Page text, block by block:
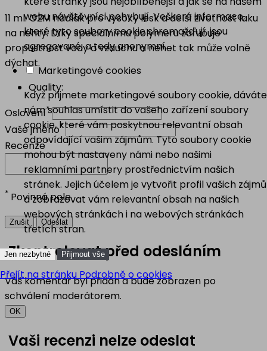
11 ml. O2M nadlak pro vysoký lesk a delší životnost laku
na nehty. Díky speciálnímu polymeru zaručuje
propustnost vody a vzduchu a nehet tak může volně
dýchat.
Quality:
Oslovení*
Vaše jméno*
Recenze*
* Povinná pole
Zrušit Odeslat
Zkontrolovat před odesláním
Váš komentář byl přidán a bude zobrazen po
schválení moderátorem.
OK
Vaši recenzi nelze odeslat
webu návštěvníci pohybují. Veškeré informace,
které tyto soubory cookie shromažďují, jsou
agregované, a tedy anonymní.
Marketingové cookies
Když přijmete marketingové soubory cookie, dáváte
nám souhlas umístit do vašeho zařízení soubory
cookie, které vám poskytnou relevantní obsah
odpovídající vašim zájmům. Tyto soubory cookie
mohou být nastaveny námi nebo našimi
reklamními partnery prostřednictvím našich
stránek. Jejich účelem je vytvořit profil vašich zájmů
a zobrazovat vám relevantní obsah na našich
webových stránkách i na webových stránkách
třetích stran.
Jen nezbytné Přijmout vše
Přejít na stránku Podrobně o cookies